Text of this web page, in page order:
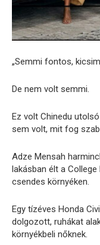
„Semmi fontos,
De nem volt semmi.
Ez volt Chinedu
sem volt, mit fog
Adze Mensah
lakásban élt a
csendes környéken.
Egy tízéves Honda
dolgozott, ruhákat
környékbeli nőknek.